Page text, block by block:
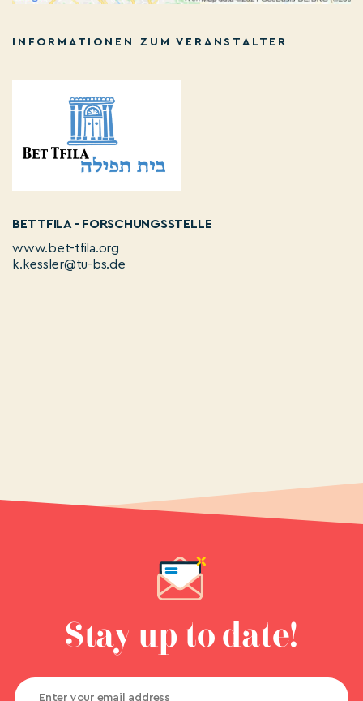
INFORMATIONEN ZUM VERANSTALTER
BET TFILA - FORSCHUNGSSTELLE
www.bet-tfila.org
k.kessler@tu-bs.de
Stay up to date!